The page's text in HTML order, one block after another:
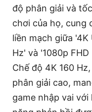
độ phân giải và
chơi của họ, cung
liền mạch giữa
Hz' và '1080p
Chế độ 4K 160
phân giải cao,
game nhập vai